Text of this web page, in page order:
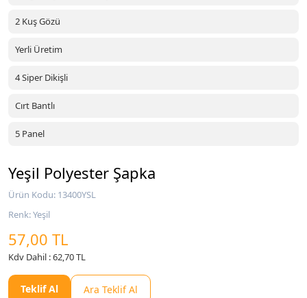
2 Kuş Gözü
Yerli Üretim
4 Siper Dikişli
Cırt Bantlı
5 Panel
Yeşil Polyester Şapka
Ürün Kodu: 13400YSL
Renk: Yeşil
57,00 TL
Kdv Dahil : 62,70 TL
Teklif Al Ara Teklif Al